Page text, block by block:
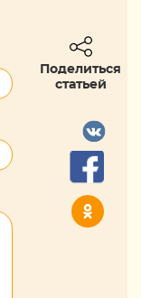
Поделиться
статьей